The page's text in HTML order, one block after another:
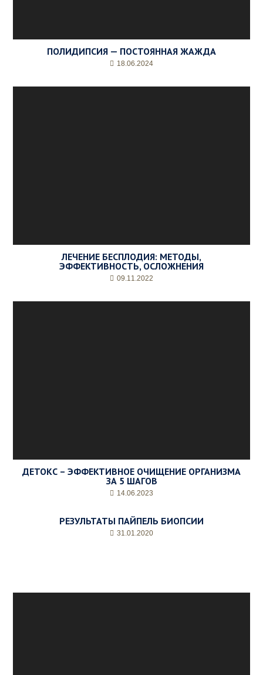
ПОЛИДИПСИЯ — ПОСТОЯННАЯ ЖАЖДА
18.06.2024
ЛЕЧЕНИЕ БЕСПЛОДИЯ: МЕТОДЫ,
ЭФФЕКТИВНОСТЬ, ОСЛОЖНЕНИЯ
09.11.2022
ДЕТОКС – ЭФФЕКТИВНОЕ ОЧИЩЕНИЕ ОРГАНИЗМА
ЗА 5 ШАГОВ
14.06.2023
РЕЗУЛЬТАТЫ ПАЙПЕЛЬ БИОПСИИ
31.01.2020